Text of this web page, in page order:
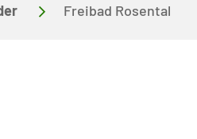
Freibad Rosental